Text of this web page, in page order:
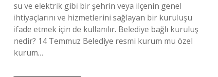
su ve elektrik gibi bir şehrin veya ilçenin genel
ihtiyaçlarını ve hizmetlerini sağlayan bir kuruluşu
ifade etmek için de kullanılır. Belediye bağlı kuruluş
nedir? 14 Temmuz Belediye resmi kurum mu özel
kurum…